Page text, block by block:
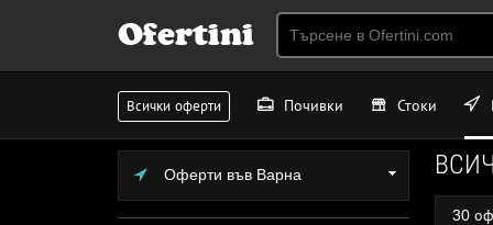
Ofertini
Всички оферти Почивки Стоки
Оферти във Варна
30